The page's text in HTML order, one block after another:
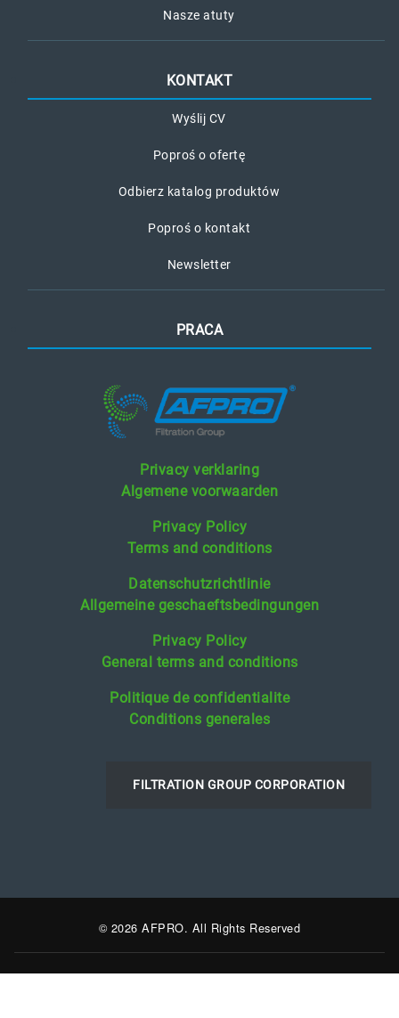
Nasze atuty
KONTAKT
Wyślij CV
Poproś o ofertę
Odbierz katalog produktów
Poproś o kontakt
Newsletter
PRACA
Privacy verklaring
Algemene voorwaarden
Privacy Policy
Terms and conditions
Datenschutzrichtlinie
Allgemeine geschaeftsbedingungen
Privacy Policy
General terms and conditions
Politique de confidentialite
Conditions generales
FILTRATION GROUP CORPORATION
© 2026 AFPRO. All Rights Reserved